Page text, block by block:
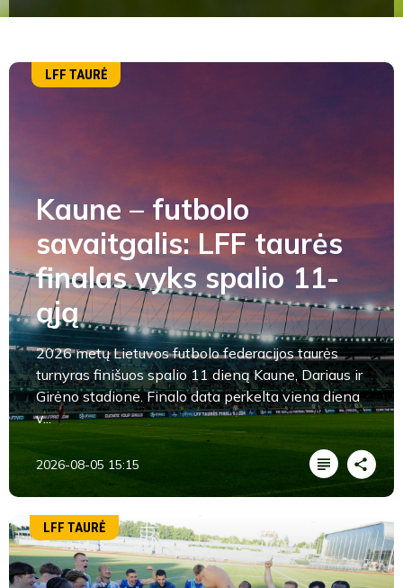
LFF TAURĖ
Kaune – futbolo
savaitgalis: LFF taurės
finalas vyks spalio 11-
ąją
2026 metų Lietuvos futbolo federacijos taurės
turnyras finišuos spalio 11 dieną Kaune, Dariaus ir
Girėno stadione. Finalo data perkelta viena diena
v...
2026-08-05 15:15
LFF TAURĖ